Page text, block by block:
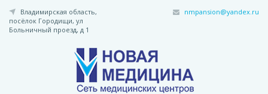
Перейти
основному
Владимирская область,
посёлок Городищи, ул
Больничный проезд, д 1
nmpansion@yandex.ru